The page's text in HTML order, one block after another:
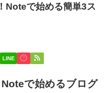
Noteで始める簡単3ス
LINE
で始めるブログ